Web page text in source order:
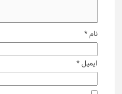
نام*
ایمیل*